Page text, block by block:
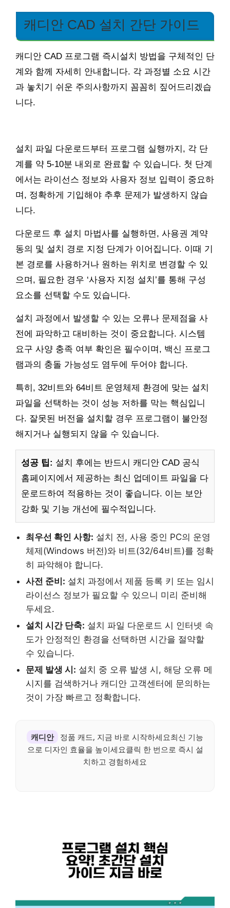
캐디안 CAD 설치 간단 가이드
캐디안 CAD 프로그램 즉시설치 방법을 구체적인 단
계와 함께 자세히 안내합니다. 각 과정별 소요 시간
과 놓치기 쉬운 주의사항까지 꼼꼼히 짚어드리겠습
니다.
설치 파일 다운로드부터 프로그램 실행까지, 각 단
계를 약 5-10분 내외로 완료할 수 있습니다. 첫 단계
에서는 라이선스 정보와 사용자 정보 입력이 중요하
며, 정확하게 기입해야 추후 문제가 발생하지 않습
니다.
다운로드 후 설치 마법사를 실행하면, 사용권 계약
동의 및 설치 경로 지정 단계가 이어집니다. 이때 기
본 경로를 사용하거나 원하는 위치로 변경할 수 있
으며, 필요한 경우 ‘사용자 지정 설치’를 통해 구성
요소를 선택할 수도 있습니다.
설치 과정에서 발생할 수 있는 오류나 문제점을 사
전에 파악하고 대비하는 것이 중요합니다. 시스템
요구 사양 충족 여부 확인은 필수이며, 백신 프로그
램과의 충돌 가능성도 염두에 두어야 합니다.
특히, 32비트와 64비트 운영체제 환경에 맞는 설치
파일을 선택하는 것이 성능 저하를 막는 핵심입니
다. 잘못된 버전을 설치할 경우 프로그램이 불안정
해지거나 실행되지 않을 수 있습니다.
성공 팁: 설치 후에는 반드시 캐디안 CAD 공식
홈페이지에서 제공하는 최신 업데이트 파일을 다
운로드하여 적용하는 것이 좋습니다. 이는 보안
강화 및 기능 개선에 필수적입니다.
최우선 확인 사항: 설치 전, 사용 중인 PC의 운영
체제(Windows 버전)와 비트(32/64비트)를 정확
히 파악해야 합니다.
사전 준비: 설치 과정에서 제품 등록 키 또는 임시
라이선스 정보가 필요할 수 있으니 미리 준비해
두세요.
설치 시간 단축: 설치 파일 다운로드 시 인터넷 속
도가 안정적인 환경을 선택하면 시간을 절약할
수 있습니다.
문제 발생 시: 설치 중 오류 발생 시, 해당 오류 메
시지를 검색하거나 캐디안 고객센터에 문의하는
것이 가장 빠르고 정확합니다.
캐디안
정품 캐드, 지금 바로 시작하세요최신 기능
으로 디자인 효율을 높이세요클릭 한 번으로 즉시 설
치하고 경험하세요